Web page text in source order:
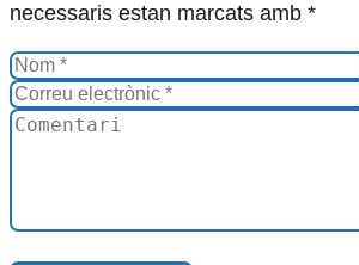
necessaris estan marcats amb *